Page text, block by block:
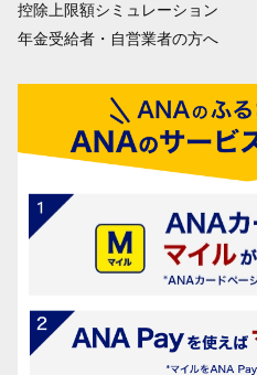
控除上限額シミュレーション
年金受給者・自営業者の方へ